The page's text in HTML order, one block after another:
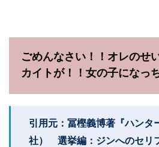
ごめんなさい！！オレのせ
カイトが！！女の子になっ
引用元：冨樫義博著『ハンタ
社） 選挙編：ジンへのセリ